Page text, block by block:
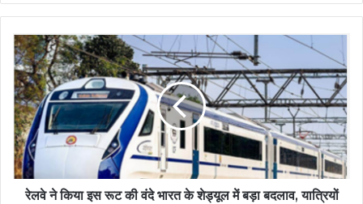
रेलवे ने किया इस रूट की वंदे भारत के शेड्यूल में बड़ा बदलाव, यात्रियों